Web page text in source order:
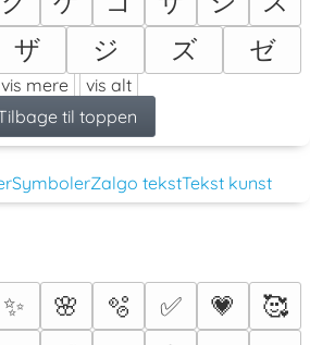
ザ ジ ズ ゼ
vis mere
vis alt
til toppen
SymbolerZalgo tekstTekst kunst
✨ 🌸 🫧 ✅ 💗
🥰